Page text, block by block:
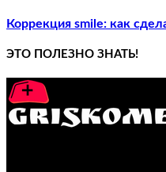
Коррекция smile: как
ЭТО ПОЛЕЗНО ЗНАТЬ!